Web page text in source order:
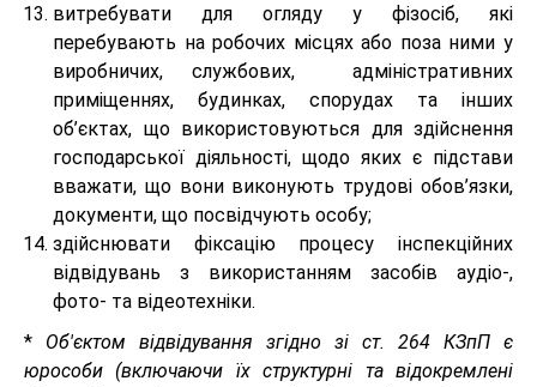
витребувати для огляду у фізосіб, які
перебувають на робочих місцях або поза ними у
виробничих, службових, адміністративних
приміщеннях, будинках, спорудах та інших
об’єктах, що використовуються для здійснення
господарської діяльності, щодо яких є підстави
вважати, що вони виконують трудові обов’язки,
документи, що посвідчують особу;
здійснювати фіксацію процесу інспекційних
відвідувань з використанням засобів аудіо-,
фото- та відеотехніки.
* Об'єктом відвідування згідно зі ст. 264 КЗпП є
юрособи (включаючи їх структурні та відокремлені